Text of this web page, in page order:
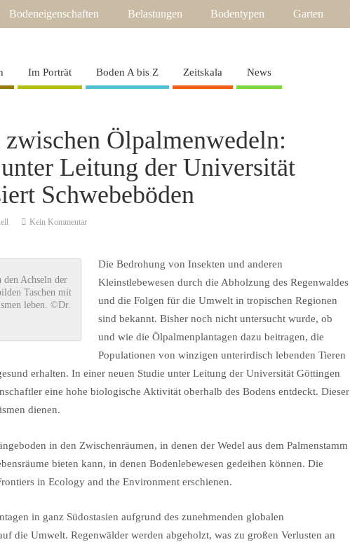
Bodeneigenschaften Belastungen Bodentypen Garten
Im Porträt Boden A bis Z Zeitskala News
Ölpalmenwedeln:
Leitung der Universität
Schwebeböden
Kein Kommentar
Achseln der
Taschen mit
leben. ©Dr.
Die Bedrohung von Insekten und anderen
Kleinstlebewesen durch die Abholzung des Regenwaldes
und die Folgen für die Umwelt in tropischen Regionen
sind bekannt. Bisher noch nicht untersucht wurde, ob
und wie die Ölpalmenplantagen dazu beitragen, die
Populationen von winzigen unterirdisch lebenden Tieren
erhalten. In einer neuen Studie unter Leitung der Universität Göttingen
eine hohe biologische Aktivität oberhalb des Bodens entdeckt. Dieser
dienen.
in den Zwischenräumen, in denen der Wedel aus dem Palmenstamm
bieten kann, in denen Bodenlebewesen gedeihen können. Die
in Ecology and the Environment erschienen.
in ganz Südostasien aufgrund des zunehmenden globalen
die Umwelt. Regenwälder werden abgeholzt, was zu großen Verlusten an